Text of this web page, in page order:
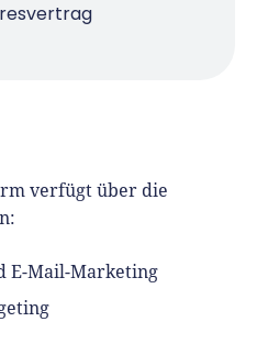
verfügt über die
E-Mail-Marketing